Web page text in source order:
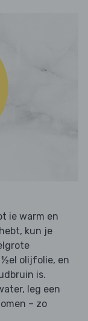
ie warm en
kun je
½el olijfolie, en
is.
leg een
– zo